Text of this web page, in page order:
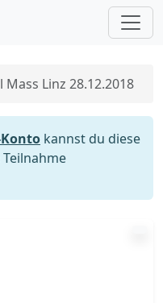
Mass Linz 28.12.2018
kannst du diese